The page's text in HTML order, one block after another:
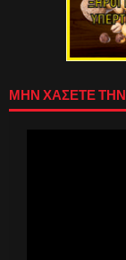
ΜΗΝ ΧΑΣΕΤΕ